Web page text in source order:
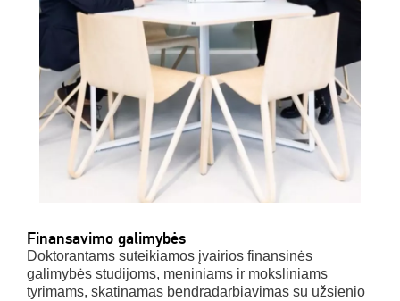
Finansavimo galimybės
Doktorantams suteikiamos įvairios finansinės
galimybės studijoms, meniniams ir moksliniams
tyrimams, skatinamas bendradarbiavimas su užsienio